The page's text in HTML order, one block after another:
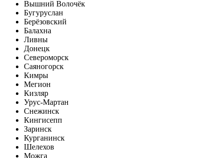
Вышний Волочёк
Бугуруслан
Берёзовский
Балахна
Ливны
Донецк
Североморск
Саяногорск
Кимры
Мегион
Кизляр
Урус-Мартан
Снежинск
Кингисепп
Заринск
Курганинск
Шелехов
Можга